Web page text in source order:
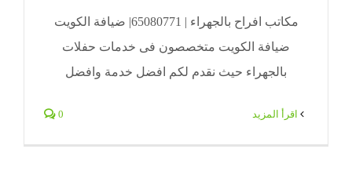
مكاتب افراح بالجهراء | 65080771| ضيافة الكويت
ضيافة الكويت متخصصون فى خدمات حفلات
بالجهراء حيث نقدم لكم افضل خدمة وافضل
0